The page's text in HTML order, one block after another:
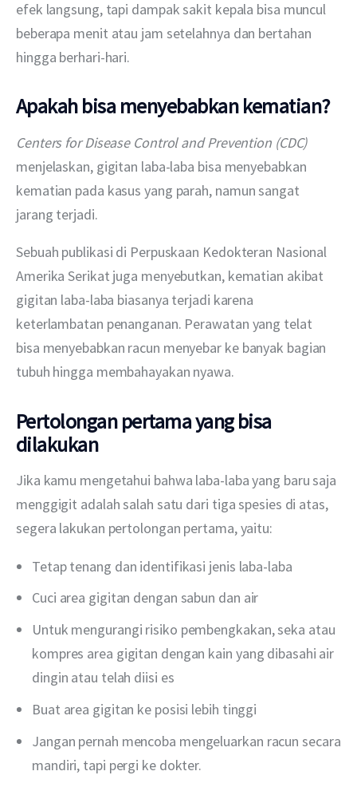
efek langsung, tapi dampak sakit kepala bisa muncul
beberapa menit atau jam setelahnya dan bertahan
hingga berhari-hari.
Apakah bisa menyebabkan kematian?
Centers for Disease Control and Prevention (CDC)
menjelaskan, gigitan laba-laba bisa menyebabkan
kematian pada kasus yang parah, namun sangat
jarang terjadi.
Sebuah publikasi di Perpuskaan Kedokteran Nasional
Amerika Serikat juga menyebutkan, kematian akibat
gigitan laba-laba biasanya terjadi karena
keterlambatan penanganan. Perawatan yang telat
bisa menyebabkan racun menyebar ke banyak bagian
tubuh hingga membahayakan nyawa.
Pertolongan pertama yang bisa
dilakukan
Jika kamu mengetahui bahwa laba-laba yang baru saja
menggigit adalah salah satu dari tiga spesies di atas,
segera lakukan pertolongan pertama, yaitu:
Tetap tenang dan identifikasi jenis laba-laba
Cuci area gigitan dengan sabun dan air
Untuk mengurangi risiko pembengkakan, seka atau
kompres area gigitan dengan kain yang dibasahi air
dingin atau telah diisi es
Buat area gigitan ke posisi lebih tinggi
Jangan pernah mencoba mengeluarkan racun secara
mandiri, tapi pergi ke dokter.